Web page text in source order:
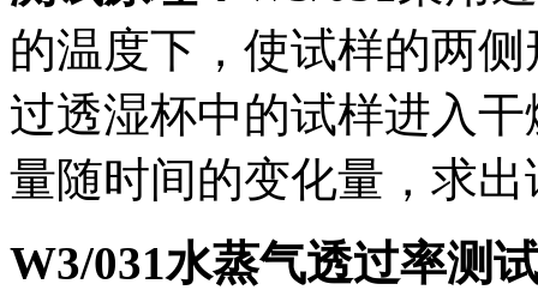
的温度下，使试样的两
过透湿杯中的试样进入
量随时间的变化量，求
W3/031水蒸气透过率测